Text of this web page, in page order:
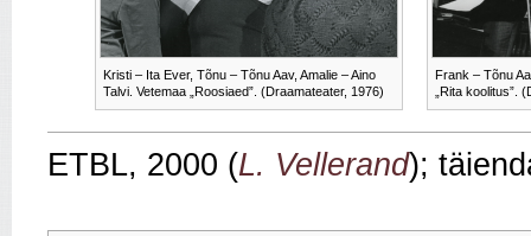
Kristi – Ita Ever, Tõnu – Tõnu Aav, Amalie – Aino
Talvi. Vetemaa „Roosiaed”. (Draamateater, 1976)
Frank – Tõnu
„Rita koolitus”.
ETBL, 2000 (L. Vellerand);